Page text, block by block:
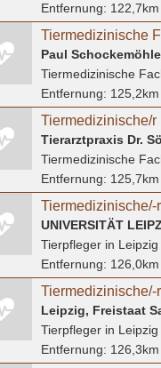
Entfernung: 122,7km
Tiermedizinische
Paul
Tiermedizinische
Entfernung: 125,2km
Tiermedizinische/
Tierarztpraxis Dr.
Tiermedizinische
Entfernung: 125,7km
UNIVERSITÄT
Tierpflegerin Leipzig
Entfernung: 126,0km
Leipzig, Freistaat
Tierpflegerin Leipzig
Entfernung: 126,3km